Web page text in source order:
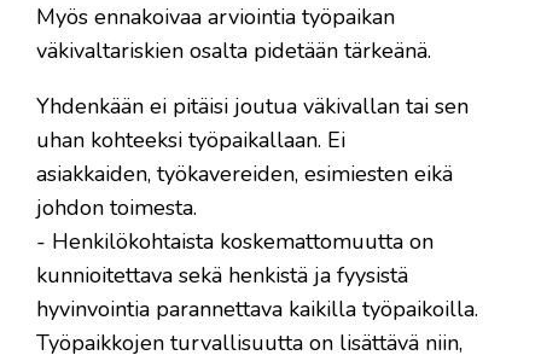
Myös ennakoivaa arviointia työpaikan
väkivaltariskien osalta pidetään tärkeänä.
Yhdenkään ei pitäisi joutua väkivallan tai sen
uhan kohteeksi työpaikallaan. Ei
asiakkaiden, työkavereiden, esimiesten eikä
johdon toimesta.
- Henkilökohtaista koskemattomuutta on
kunnioitettava sekä henkistä ja fyysistä
hyvinvointia parannettava kaikilla työpaikoilla.
Työpaikkojen turvallisuutta on lisättävä niin,